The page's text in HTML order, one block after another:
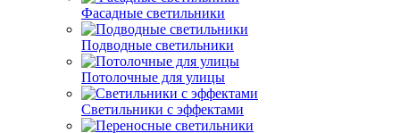
Фасадные светильники
Подводные светильники
Потолочные для улицы
Светильники с эффектами